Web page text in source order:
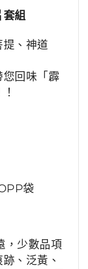
套組
、神道
回味「霹
袋
，少數品項
、泛黃、